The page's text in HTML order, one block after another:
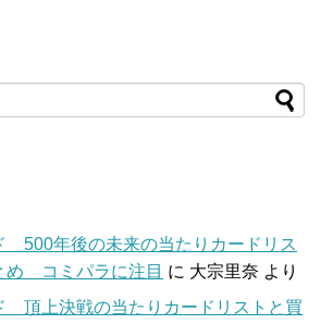
500年後の未来の当たりカードリス
め コミパラに注目 に 大宗里奈 より
頂上決戦の当たりカードリストと買